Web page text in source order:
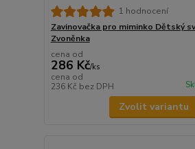
1 hodnocení
Zavinovačka pro miminko Dětský
Zvoněnka
cena od
286 Kč/ks
cena od
236 Kč bez DPH
Zvolit variantu